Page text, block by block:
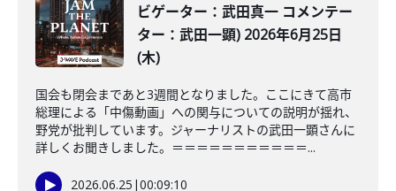
ビゲーター：武田真一 コメンテー
ター：武田一顕) 2026年6月25日
(木)
国会も閉会まであと3週間となりました。ここにきて高市
総理による「中傷動画」への関与についての説明が揺れ、
野党が批判しています。ジャーナリストの武田一顕さんに
詳しくお聞きしました。＝＝＝＝＝＝＝＝＝＝＝...
2026.06.25 |00:09:10